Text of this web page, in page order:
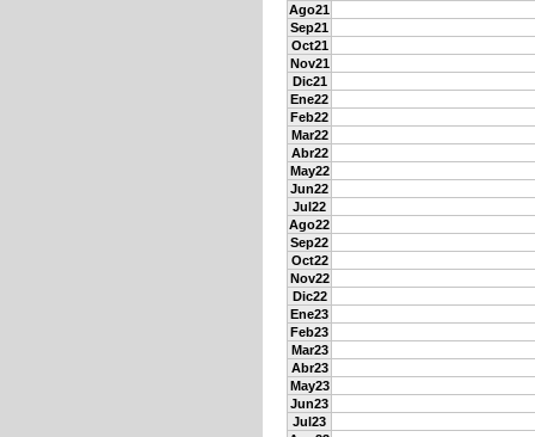
Ago21
Sep21
Oct21
Nov21
Dic21
Ene22
Feb22
Mar22
Abr22
May22
Jun22
Jul22
Ago22
Sep22
Oct22
Nov22
Dic22
Ene23
Feb23
Mar23
Abr23
May23
Jun23
Jul23